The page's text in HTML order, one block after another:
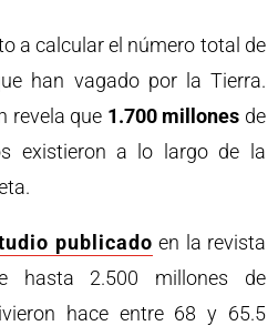
a calcular el número total de
han vagado por la Tierra.
revela que 1.700 millones de
existieron a lo largo de la
publicado en la revista
hasta 2.500 millones de
hace entre 68 y 65.5